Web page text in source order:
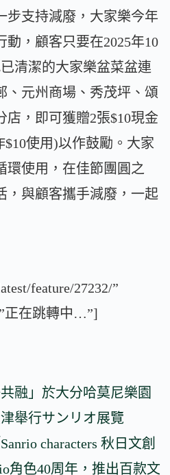
步支持減廢，大家樂今年
動，顧客只要在2025年10
清潔的大家樂盆菜盆連
、元州商場、秀茂坪、頌
店，即可獲贈2張$10現金
使用)以作鼓勵。大家
環使用，在佳節團圓之
，與顧客攜手減廢，一起
feature/27232/”
正在跳轉中…”]
融」於大分哈莫尼樂園
舉行サンリオ展覽
characters 秋日文創
角色40周年，推出百款文